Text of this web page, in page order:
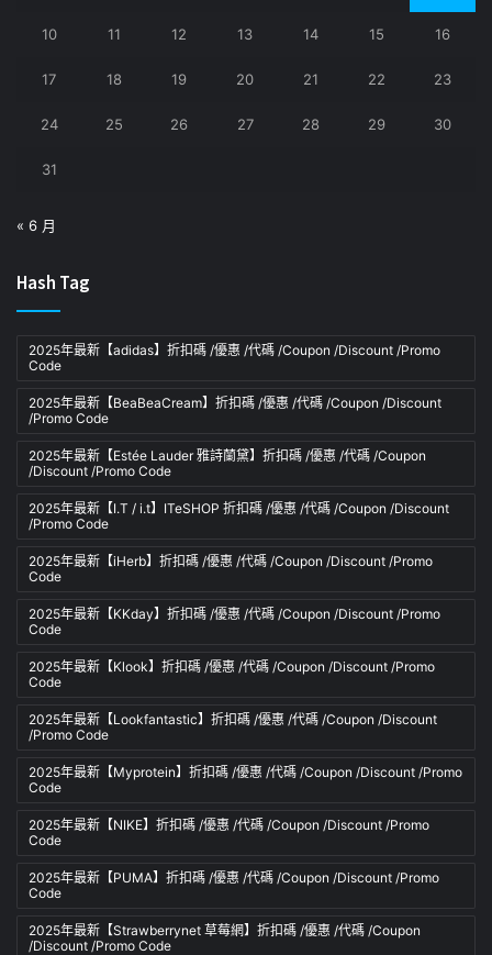
10 11 12 13 14 15 16
17 18 19 20 21 22 23
24 25 26 27 28 29 30
31
« 6 月
Hash Tag
2025年最新【adidas】折扣碼 /優惠 /代碼 /Coupon /Discount /Promo
Code
2025年最新【BeaBeaCream】折扣碼 /優惠 /代碼 /Coupon /Discount
/Promo Code
2025年最新【Estée Lauder 雅詩蘭黛】折扣碼 /優惠 /代碼 /Coupon
/Discount /Promo Code
2025年最新【I.T / i.t】ITeSHOP 折扣碼 /優惠 /代碼 /Coupon /Discount
/Promo Code
2025年最新【iHerb】折扣碼 /優惠 /代碼 /Coupon /Discount /Promo
Code
2025年最新【KKday】折扣碼 /優惠 /代碼 /Coupon /Discount /Promo
Code
2025年最新【Klook】折扣碼 /優惠 /代碼 /Coupon /Discount /Promo
Code
2025年最新【Lookfantastic】折扣碼 /優惠 /代碼 /Coupon /Discount
/Promo Code
2025年最新【Myprotein】折扣碼 /優惠 /代碼 /Coupon /Discount /Promo
Code
2025年最新【NIKE】折扣碼 /優惠 /代碼 /Coupon /Discount /Promo
Code
2025年最新【PUMA】折扣碼 /優惠 /代碼 /Coupon /Discount /Promo
Code
2025年最新【Strawberrynet 草莓網】折扣碼 /優惠 /代碼 /Coupon
/Discount /Promo Code